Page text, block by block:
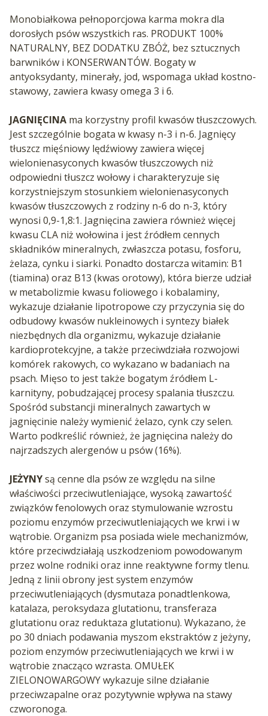
Monobiałkowa pełnoporcjowa karma mokra dla
dorosłych psów wszystkich ras. PRODUKT 100%
NATURALNY, BEZ DODATKU ZBÓŻ, bez sztucznych
barwników i KONSERWANTÓW. Bogaty w
antyoksydanty, minerały, jod, wspomaga układ kostno-
stawowy, zawiera kwasy omega 3 i 6.
JAGNIĘCINA ma korzystny profil kwasów tłuszczowych.
Jest szczególnie bogata w kwasy n-3 i n-6. Jagnięcy
tłuszcz mięśniowy lędźwiowy zawiera więcej
wielonienasyconych kwasów tłuszczowych niż
odpowiedni tłuszcz wołowy i charakteryzuje się
korzystniejszym stosunkiem wielonienasyconych
kwasów tłuszczowych z rodziny n-6 do n-3, który
wynosi 0,9-1,8:1. Jagnięcina zawiera również więcej
kwasu CLA niż wołowina i jest źródłem cennych
składników mineralnych, zwłaszcza potasu, fosforu,
żelaza, cynku i siarki. Ponadto dostarcza witamin: B1
(tiamina) oraz B13 (kwas orotowy), która bierze udział
w metabolizmie kwasu foliowego i kobalaminy,
wykazuje działanie lipotropowe czy przyczynia się do
odbudowy kwasów nukleinowych i syntezy białek
niezbędnych dla organizmu, wykazuje działanie
kardioprotekcyjne, a także przeciwdziała rozwojowi
komórek rakowych, co wykazano w badaniach na
psach. Mięso to jest także bogatym źródłem L-
karnityny, pobudzającej procesy spalania tłuszczu.
Spośród substancji mineralnych zawartych w
jagnięcinie należy wymienić żelazo, cynk czy selen.
Warto podkreślić również, że jagnięcina należy do
najrzadszych alergenów u psów (16%).
JEŻYNYsą cenne dla psów ze względu na silne
właściwości przeciwutleniające, wysoką zawartość
związków fenolowych oraz stymulowanie wzrostu
poziomu enzymów przeciwutleniających we krwi i w
wątrobie. Organizm psa posiada wiele mechanizmów,
które przeciwdziałają uszkodzeniom powodowanym
przez wolne rodniki oraz inne reaktywne formy tlenu.
Jedną z linii obrony jest system enzymów
przeciwutleniających (dysmutaza ponadtlenkowa,
katalaza, peroksydaza glutationu, transferaza
glutationu oraz reduktaza glutationu). Wykazano, że
po 30 dniach podawania myszom ekstraktów z jeżyny,
poziom enzymów przeciwutleniających we krwi i w
wątrobie znacząco wzrasta. OMUŁEK
ZIELONOWARGOWY wykazuje silne działanie
przeciwzapalne oraz pozytywnie wpływa na stawy
czworonoga.